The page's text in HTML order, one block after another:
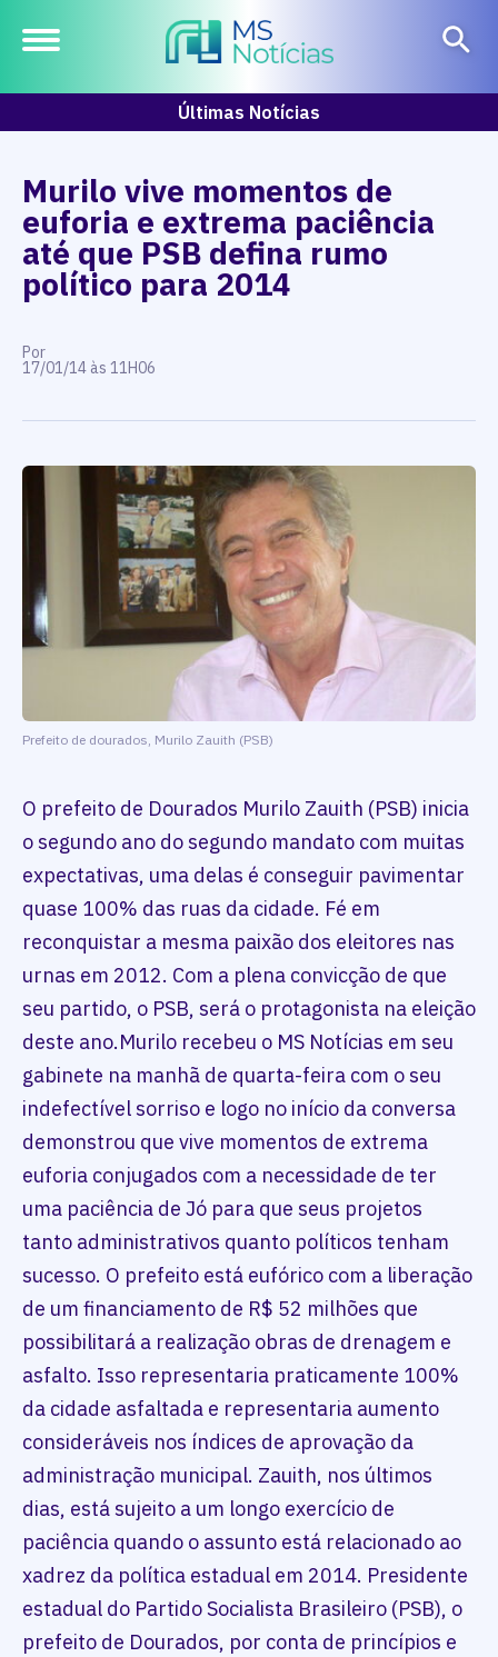
Últimas Notícias
Murilo vive momentos de
euforia e extrema paciência
até que PSB defina rumo
político para 2014
Por
17/01/14 às 11H06
Prefeito de dourados, Murilo Zauith (PSB)
O prefeito de Dourados Murilo Zauith (PSB) inicia
o segundo ano do segundo mandato com muitas
expectativas, uma delas é conseguir pavimentar
quase 100% das ruas da cidade. Fé em
reconquistar a mesma paixão dos eleitores nas
urnas em 2012. Com a plena convicção de que
seu partido, o PSB, será o protagonista na eleição
deste ano.Murilo recebeu o MS Notícias em seu
gabinete na manhã de quarta-feira com o seu
indefectível sorriso e logo no início da conversa
demonstrou que vive momentos de extrema
euforia conjugados com a necessidade de ter
uma paciência de Jó para que seus projetos
tanto administrativos quanto políticos tenham
sucesso. O prefeito está eufórico com a liberação
de um financiamento de R$ 52 milhões que
possibilitará a realização obras de drenagem e
asfalto. Isso representaria praticamente 100%
da cidade asfaltada e representaria aumento
consideráveis nos índices de aprovação da
administração municipal. Zauith, nos últimos
dias, está sujeito a um longo exercício de
paciência quando o assunto está relacionado ao
xadrez da política estadual em 2014. Presidente
estadual do Partido Socialista Brasileiro (PSB), o
prefeito de Dourados, por conta de princípios e